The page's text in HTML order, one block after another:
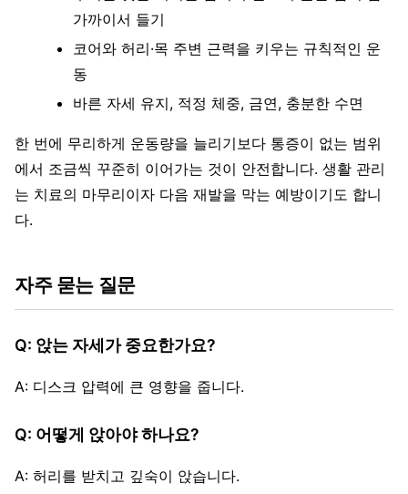
가까이서 들기
코어와 허리·목 주변 근력을 키우는 규칙적인 운
동
바른 자세 유지, 적정 체중, 금연, 충분한 수면
한 번에 무리하게 운동량을 늘리기보다 통증이 없는 범위
에서 조금씩 꾸준히 이어가는 것이 안전합니다. 생활 관리
는 치료의 마무리이자 다음 재발을 막는 예방이기도 합니
다.
자주 묻는 질문
Q: 앉는 자세가 중요한가요?
A: 디스크 압력에 큰 영향을 줍니다.
Q: 어떻게 앉아야 하나요?
A: 허리를 받치고 깊숙이 앉습니다.